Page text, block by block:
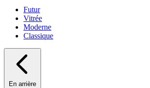
Futur
Vitrée
Moderne
Classique
En arrière